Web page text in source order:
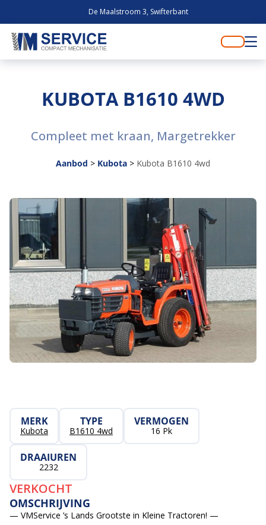
De Maalstroom 3, Swifterbant
KUBOTA B1610 4WD
Compleet met kraan, Margetrekker
Aanbod > Kubota > Kubota B1610 4wd
MERK
Kubota
TYPE
B1610 4wd
VERMOGEN
16 Pk
DRAAIUREN
2232
VERKOCHT
OMSCHRIJVING
— VMService ’s Lands Grootste in Kleine Tractoren! —